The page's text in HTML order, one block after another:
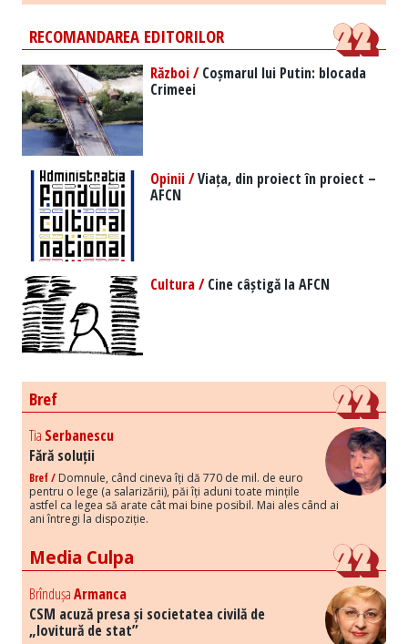
RECOMANDAREA EDITORILOR
Război /Coșmarul lui Putin: blocada
Crimeei
Opinii /Viața, din proiect în proiect –
AFCN
Cultura /Cine câștigă la AFCN
Bref
Tia Serbanescu
Fără soluții
Bref / Domnule, când cineva îți dă 770 de mil. de euro
pentru o lege (a salarizării), păi îți aduni toate mințile
astfel ca legea să arate cât mai bine posibil. Mai ales când ai
ani întregi la dispoziție.
Media Culpa
BrîndușaArmanca
CSM acuză presa și societatea civilă de
„lovitură de stat”